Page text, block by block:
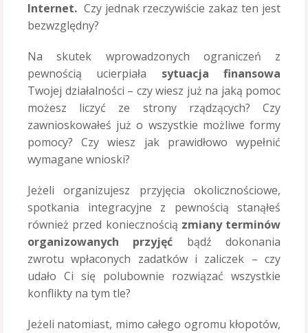
Internet. Czy jednak rzeczywiście zakaz ten jest
bezwzględny?
Na skutek wprowadzonych ograniczeń z
pewnością ucierpiała sytuacja finansowa
Twojej działalności – czy wiesz już na jaką pomoc
możesz liczyć ze strony rządzących? Czy
zawnioskowałeś już o wszystkie możliwe formy
pomocy? Czy wiesz jak prawidłowo wypełnić
wymagane wnioski?
Jeżeli organizujesz przyjęcia okolicznościowe,
spotkania integracyjne z pewnością stanąłeś
również przed koniecznością zmiany terminów
organizowanych przyjęć bądź dokonania
zwrotu wpłaconych zadatków i zaliczek – czy
udało Ci się polubownie rozwiązać wszystkie
konflikty na tym tle?
Jeżeli natomiast, mimo całego ogromu kłopotów,